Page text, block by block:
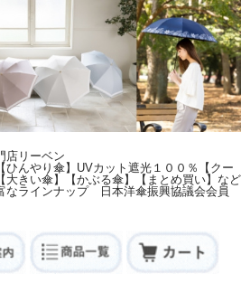
店リーベン
ひんやり傘】UVカット遮光１００％【クー
大きい傘】【かぶる傘】【まとめ買い】など
なラインナップ 日本洋傘振興協議会会員